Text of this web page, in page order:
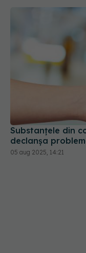
Substanțele din
declanșa